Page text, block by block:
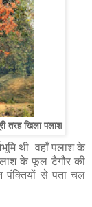
तरह खिला पलाश
थी वहाँ पलाश के
के फूल टैगौर की
पंक्तियों से पता चल